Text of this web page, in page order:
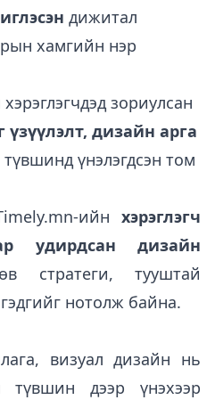
дижитал
хамгийн нэр
зориулсан
үзүүлэлт, дизайн арга
үнэлэгдсэн том
-ийн хэрэглэгч
удирдсан дизайн
стратеги, тууштай
нотолж байна.
визуал дизайн нь
түвшин дээр үнэхээр